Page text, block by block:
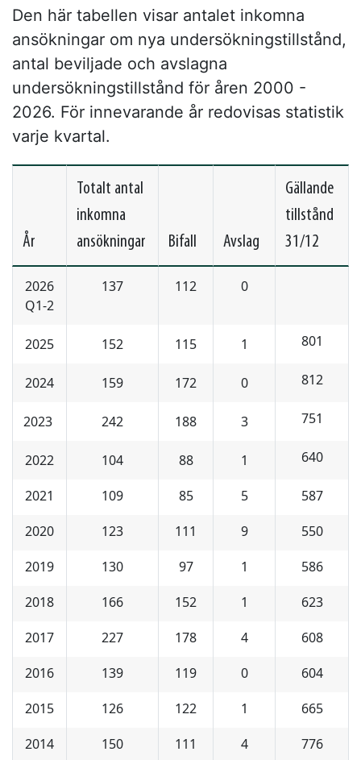
Den här tabellen visar antalet inkomna
ansökningar om nya undersökningstillstånd,
antal beviljade och avslagna
undersökningstillstånd för åren 2000 -
2026. För innevarande år redovisas statistik
varje kvartal.
År
Totalt antal
inkomna
ansökningar
Bifall Avslag
Gällande
tillstånd
31/12
2026
Q1-2
137 112 0
2025 152 115 1 801
2024 159 172 0 812
2023 242 188 3 751
2022 104 88 1 640
2021 109 85 5
587
2020
123 111 9
550
2019
130 97 1
586
2018
166 152 1
623
2017
227 178 4
608
2016
139 119 0
604
2015
126 122 1
665
2014
150 111 4
776